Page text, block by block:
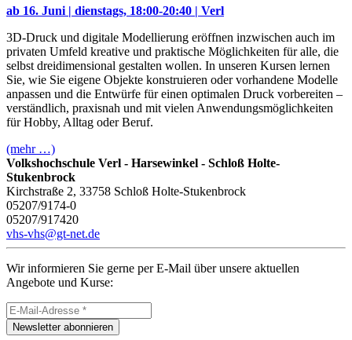
ab 16. Juni | dienstags, 18:00-20:40 | Verl
3D-Druck und digitale Modellierung eröffnen inzwischen auch im
privaten Umfeld kreative und praktische Möglichkeiten für alle, die
selbst dreidimensional gestalten wollen. In unseren Kursen lernen
Sie, wie Sie eigene Objekte konstruieren oder vorhandene Modelle
anpassen und die Entwürfe für einen optimalen Druck vorbereiten –
verständlich, praxisnah und mit vielen Anwendungsmöglichkeiten
für Hobby, Alltag oder Beruf.
(mehr …)
Volkshochschule Verl - Harsewinkel - Schloß Holte-
Stukenbrock
Kirchstraße 2, 33758 Schloß Holte-Stukenbrock
05207/9174-0
05207/917420
vhs-vhs@gt-net.de
Wir informieren Sie gerne per E-Mail über unsere aktuellen
Angebote und Kurse:
Newsletter abonnieren